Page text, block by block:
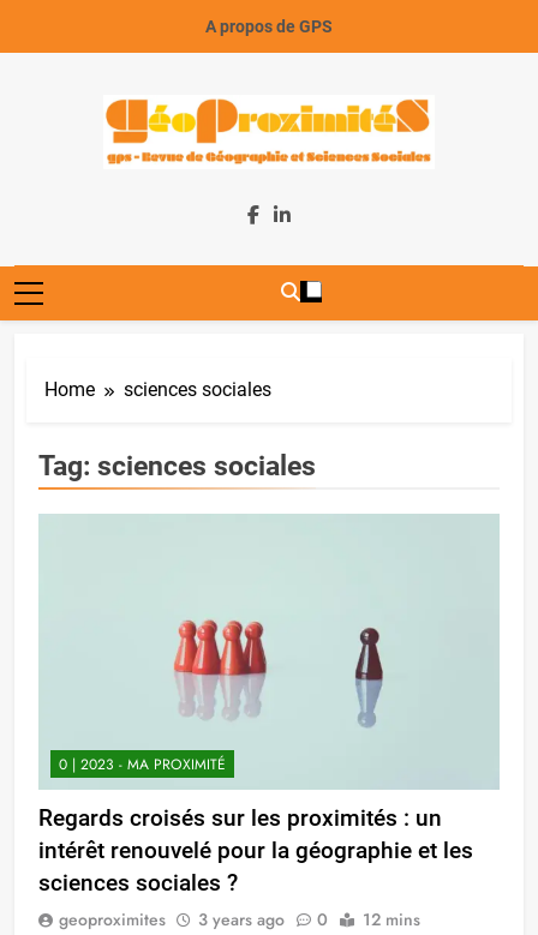
A propos de GPS
GeoProximiteS
Home sciences sociales
Tag: sciences sociales
0 | 2023 - MA PROXIMITÉ
Regards croisés sur les proximités : un
intérêt renouvelé pour la géographie et les
sciences sociales ?
geoproximites 3 years ago 0 12 mins